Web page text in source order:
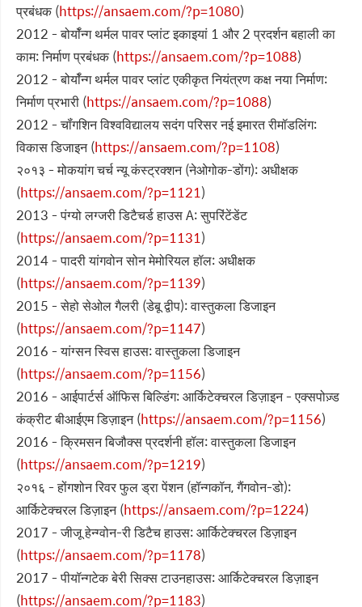
प्रबंधक (https://ansaem.com/?p=1080)
2012 - बोर्यॉन्ग थर्मल पावर प्लांट इकाइयां 1 और 2 प्रदर्शन बहाली का
काम: निर्माण प्रबंधक (https://ansaem.com/?p=1088)
2012 - बोर्यॉन्ग थर्मल पावर प्लांट एकीकृत नियंत्रण कक्ष नया निर्माण:
निर्माण प्रभारी (https://ansaem.com/?p=1088)
2012 - चॉंगशिन विश्वविद्यालय सदंग परिसर नई इमारत रीमॉडलिंग:
विकास डिजाइन (https://ansaem.com/?p=1108)
२०१३ - मोकयांग चर्च न्यू कंस्ट्रक्शन (नेओगोक-डोंग): अधीक्षक
(https://ansaem.com/?p=1121)
2013 - पंग्यो लग्जरी डिटैचर्ड हाउस A: सुपरिंटेंडेंट
(https://ansaem.com/?p=1131)
2014 - पादरी यांगवोन सोन मेमोरियल हॉल: अधीक्षक
(https://ansaem.com/?p=1139)
2015 - सेहो सेओल गैलरी (डेबू द्वीप): वास्तुकला डिजाइन
(https://ansaem.com/?p=1147)
2016 - यांग्सन स्विस हाउस: वास्तुकला डिजाइन
(https://ansaem.com/?p=1156)
2016 - आईपार्टर्स ऑफिस बिल्डिंग: आर्किटेक्चरल डिज़ाइन - एक्सपोज़्ड
कंक्रीट बीआईएम डिज़ाइन (https://ansaem.com/?p=1156)
2016 - क्रिमसन बिजौक्स प्रदर्शनी हॉल: वास्तुकला डिजाइन
(https://ansaem.com/?p=1219)
२०१६ - होंगशोन रिवर फुल ड्रा पेंशन (हॉन्गकॉन, गैंगवोन-डो):
आर्किटेक्चरल डिज़ाइन (https://ansaem.com/?p=1224)
2017 - जीजू हेन्ग्वोन-री डिटैच हाउस: आर्किटेक्चरल डिज़ाइन
(https://ansaem.com/?p=1178)
2017 - पीयॉन्गटेक बेरी सिक्स टाउनहाउस: आर्किटेक्चरल डिज़ाइन
(https://ansaem.com/?p=1183)